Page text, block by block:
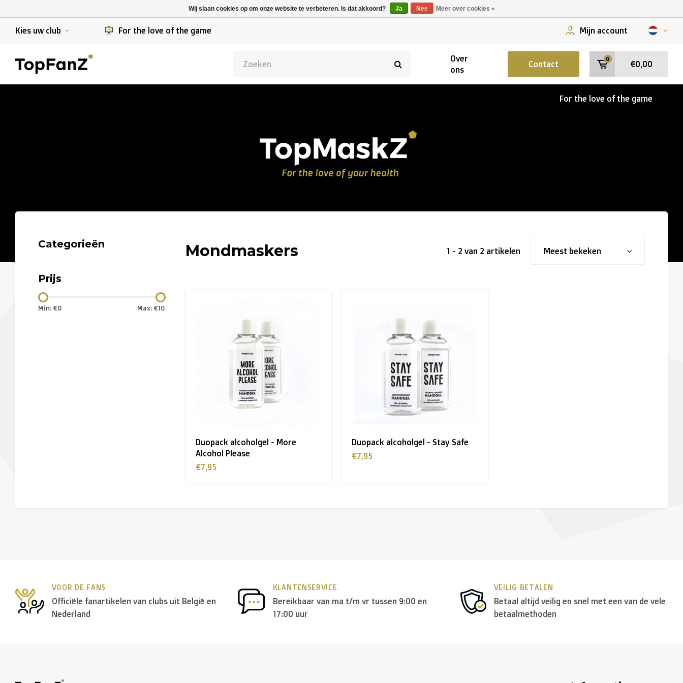
Kies uw club
/Fenix Premier Tech
Evenepoel
For the love of the game Mijn account
Over
ons
Contact
0
€0,00
For the love of the game
Categorieën
Prijs
Min: €0 Max: €10
Mondmaskers 1 - 2 van 2 artikelen Meest bekeken
Duopack alcoholgel - More
Alcohol Please
€7,95
Duopack alcoholgel - Stay Safe
€7,95
VOOR DE FANS
Officiële fanartikelen van clubs uit België en
Nederland
KLANTENSERVICE
Bereikbaar van ma t/m vr tussen 9:00 en
17:00 uur
VEILIG BETALEN
Betaal altijd veilig en snel met een van de vele
betaalmethoden
Wij slaan cookies op om onze website te verbeteren. Is dat akkoord? Ja Nee Meer over cookies »